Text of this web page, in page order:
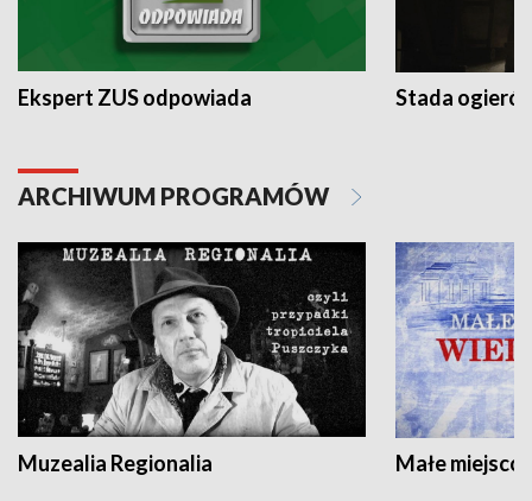
Ekspert ZUS odpowiada Stada
ARCHIWUM PROGRAMÓW
Muzealia Regionalia Małe